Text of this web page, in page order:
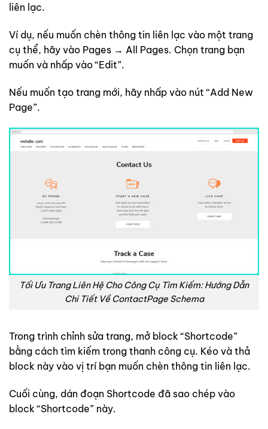
liên lạc.
Ví dụ, nếu muốn chèn thông tin liên lạc vào một trang
cụ thể, hãy vào Pages → All Pages. Chọn trang bạn
muốn và nhấp vào “Edit”.
Nếu muốn tạo trang mới, hãy nhấp vào nút “Add New
Page”.
Tối Ưu Trang Liên Hệ Cho Công Cụ Tìm Kiếm: Hướng Dẫn
Chi Tiết Về ContactPage Schema
Trong trình chỉnh sửa trang, mở block “Shortcode”
bằng cách tìm kiếm trong thanh công cụ. Kéo và thả
block này vào vị trí bạn muốn chèn thông tin liên lạc.
Cuối cùng, dán đoạn Shortcode đã sao chép vào
block “Shortcode” này.